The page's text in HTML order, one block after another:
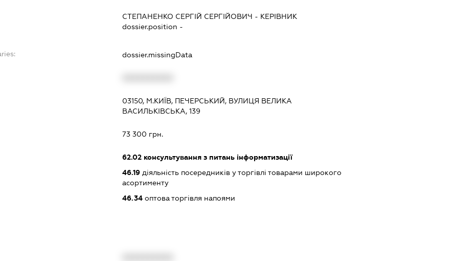
СТЕПАНЕНКО СЕРГІЙ СЕРГІЙОВИЧ - КЕРІВНИК
dossier.position -
dossier.missingData
03150, М.КИЇВ, ПЕЧЕРСЬКИЙ, ВУЛИЦЯ ВЕЛИКА
ВАСИЛЬКІВСЬКА, 139
73 300 грн.
62.02 консультування з питань інформатизації
46.19 діяльність посередників у торгівлі товарами широкого
асортименту
46.34 оптова торгівля напоями